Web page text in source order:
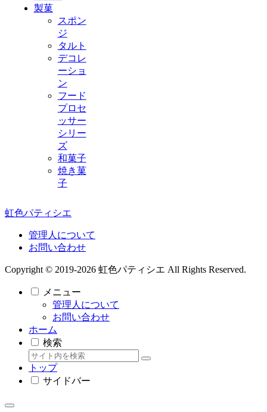
製菓
スポン
ジ
タルト
デコレ
ーショ
ン
フード
プロセ
ッサー
シリー
ズ
和菓子
焼き菓
子
虹色パティシエ
管理人について
お問い合わせ
Copyright © 2019-2026 虹色パティシエ All Rights Reserved.
メニュー
管理人について
お問い合わせ
ホーム
検索
トップ
サイドバー